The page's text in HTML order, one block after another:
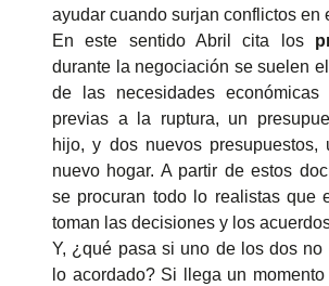
ayudar cuando surjan conflictos en
En este sentido Abril cita los
durante la negociación se suelen
de las necesidades
previas a la ruptura, un
hijo, y dos nuevos presupuestos,
nuevo hogar. A partir de estos
se procuran todo lo realistas que
toman las decisiones y los
Y, ¿qué pasa si uno de los dos no
lo acordado? Si llega un